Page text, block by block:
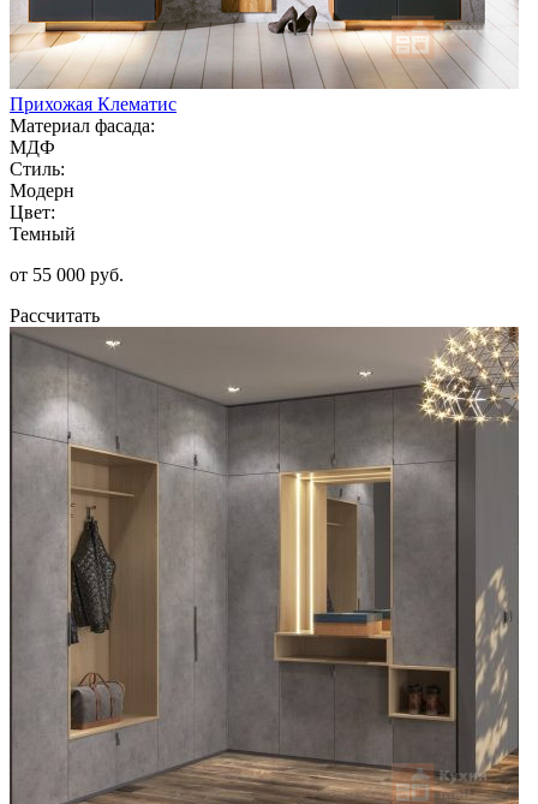
Прихожая Клематис
Материал фасада:
МДФ
Стиль:
Модерн
Цвет:
Темный
от 55 000 руб.
Рассчитать